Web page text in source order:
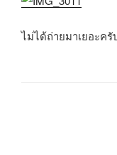
ไม่ได้ถ่ายมาเยอะค